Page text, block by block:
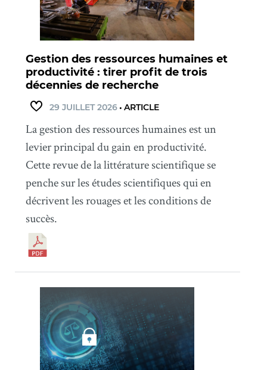
Gestion des ressources humaines et
productivité : tirer profit de trois
décennies de recherche
29 JUILLET 2026• ARTICLE
La gestion des ressources humaines est un
levier principal du gain en productivité.
Cette revue de la littérature scientifique se
penche sur les études scientifiques qui en
décrivent les rouages et les conditions de
succès.